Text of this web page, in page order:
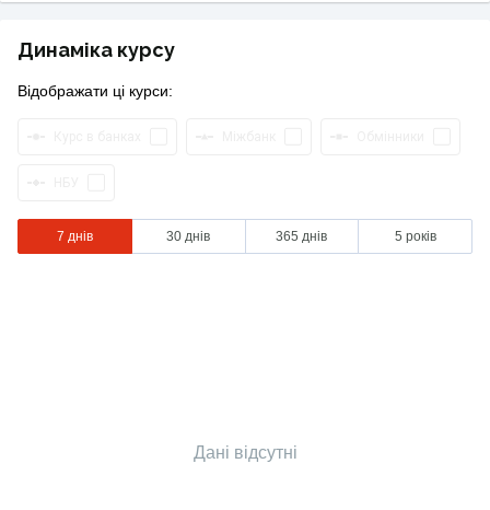
Динаміка курсу
Відображати ці курси:
7 днів 30 днів 365 днів 5 років
Дані відсутні